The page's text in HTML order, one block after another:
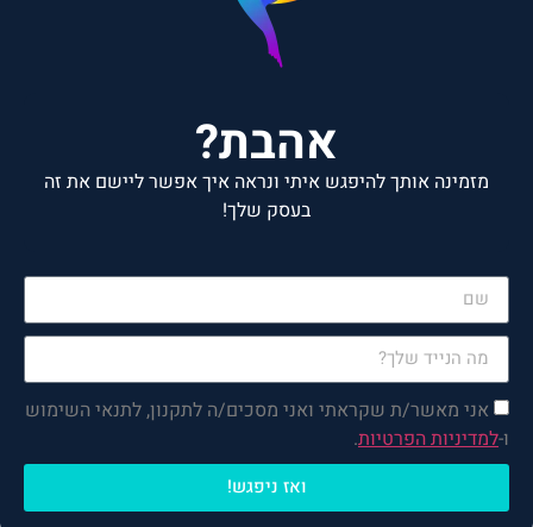
אהבת?
מזמינה אותך להיפגש איתי ונראה איך אפשר ליישם את זה
בעסק שלך!
אני מאשר/ת שקראתי ואני מסכים/ה לתקנון, לתנאי השימוש
ו-למדיניות הפרטיות.
ואז ניפגש!